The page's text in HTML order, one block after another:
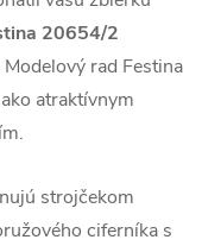
20654/2
Modelový rad Festina
atraktívnym
strojčekom
ciferníka s